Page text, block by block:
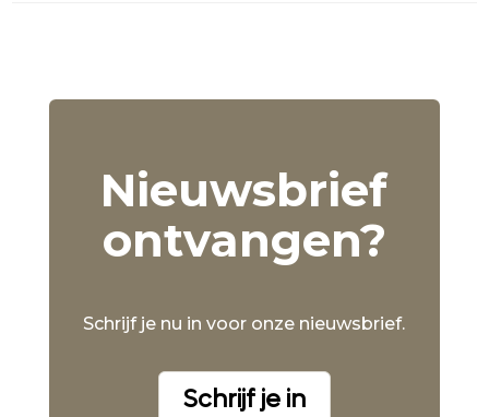
Nieuwsbrief
ontvangen?
Schrijf je nu in voor onze nieuwsbrief.
Schrijf je in